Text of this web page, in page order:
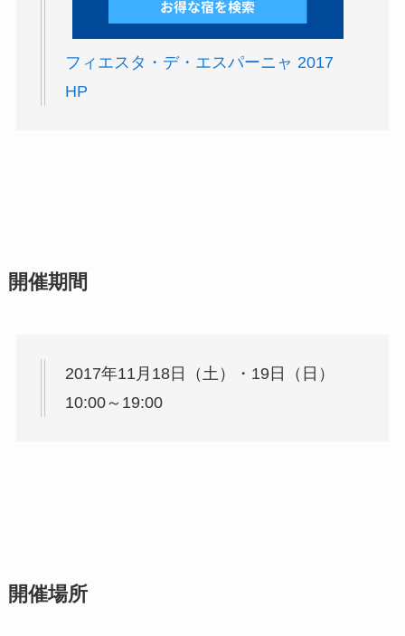
フィエスタ・デ・エスパーニャ 2017
HP
開催期間
2017年11月18日（土）・19日（日）
10:00～19:00
開催場所